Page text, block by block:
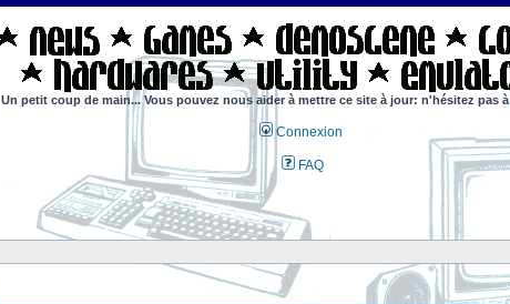
Un petit coup de main... Vous pouvez nous aider à mettre ce site à jour: n'hésitez pas à
Connexion
FAQ